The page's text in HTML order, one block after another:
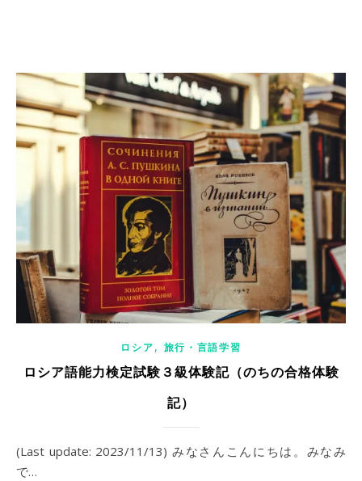
ロシア, 旅行・言語学習
ロシア語能力検定試験３級体験記（のちの合格体験
記）
(Last update: 2023/11/13) みなさんこんにちは。みなみ
で…